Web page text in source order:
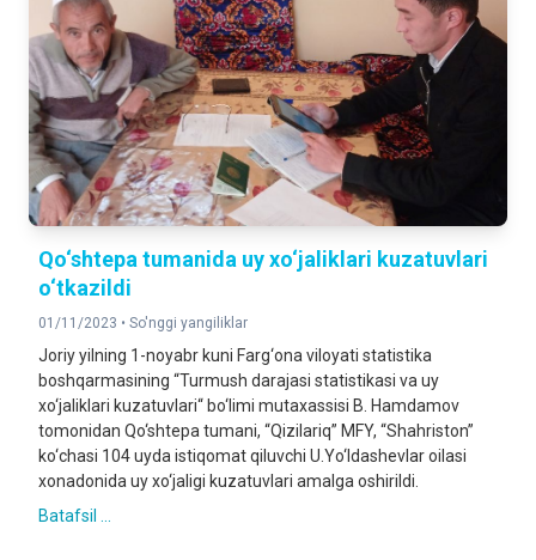
Qo‘shtepa tumanida uy xo‘jaliklari kuzatuvlari
o‘tkazildi
01/11/2023 • So'nggi yangiliklar
Joriy yilning 1-noyabr kuni Farg‘ona viloyati statistika
boshqarmasining “Turmush darajasi statistikasi va uy
xo‘jaliklari kuzatuvlari“ bo‘limi mutaxassisi B. Hamdamov
tomonidan Qo‘shtepa tumani, “Qizilariq” MFY, “Shahriston”
ko‘chasi 104 uyda istiqomat qiluvchi U.Yo‘ldashevlar oilasi
xonadonida uy xo‘jaligi kuzatuvlari amalga oshirildi.
Batafsil ...